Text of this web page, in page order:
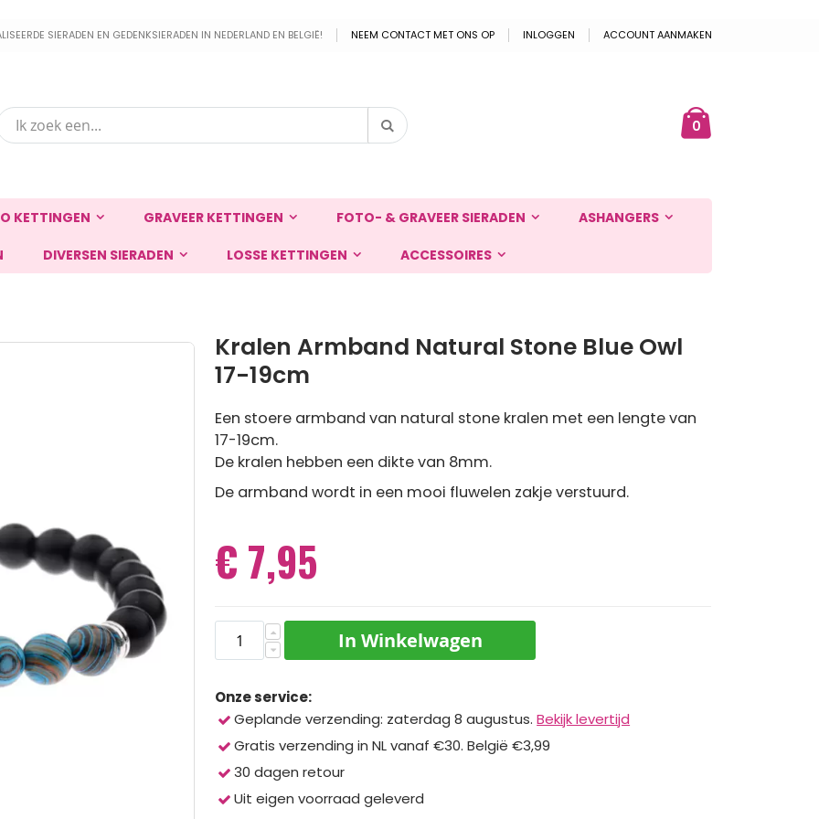
SIERADEN EN GEDENKSIERADEN IN NEDERLAND EN BELGIË! NEEM CONTACT MET ONS OP INLOGGEN ACCOUNT AANMAKEN
0producten
Zoek
KETTINGEN GRAVEER KETTINGEN FOTO- & GRAVEER SIERADEN ASHANGERS
DIVERSEN SIERADEN LOSSE KETTINGEN ACCESSOIRES
Kralen Armband Natural Stone Blue Owl
17-19cm
Een stoere armband van natural stone kralen met een lengte van
17-19cm.
De kralen hebben een dikte van 8mm.
De armband wordt in een mooi fluwelen zakje verstuurd.
€ 7,95
In Winkelwagen
Onze service:
Geplande verzending: zaterdag 8 augustus. Bekijk levertijd
Gratis verzending in NL vanaf €30. België €3,99
30 dagen retour
Uit eigen voorraad geleverd